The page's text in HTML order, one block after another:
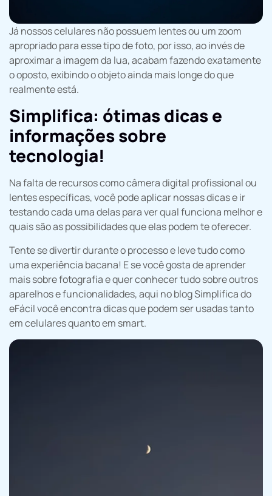
Já nossos celulares não possuem lentes ou um zoom
apropriado para esse tipo de foto, por isso, ao invés de
aproximar a imagem da lua, acabam fazendo exatamente
o oposto, exibindo o objeto ainda mais longe do que
realmente está.
Simplifica: ótimas dicas e
informações sobre
tecnologia!
Na falta de recursos como câmera digital profissional ou
lentes específicas, você pode aplicar nossas dicas e ir
testando cada uma delas para ver qual funciona melhor e
quais são as possibilidades que elas podem te oferecer.
Tente se divertir durante o processo e leve tudo como
uma experiência bacana! E se você gosta de aprender
mais sobre fotografia e quer conhecer tudo sobre outros
aparelhos e funcionalidades, aqui no blog Simplifica do
eFácil você encontra dicas que podem ser usadas tanto
em celulares quanto em smart.